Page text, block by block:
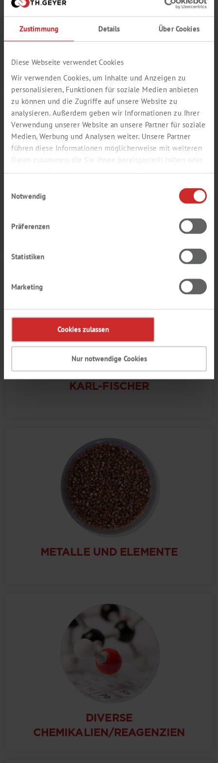
Zustimmung Details Über Cookies
Diese Webseite verwendet Cookies
Wir verwenden Cookies, um Inhalte und Anzeigen zu
personalisieren, Funktionen für soziale Medien anbieten
zu können und die Zugriffe auf unsere Website zu
analysieren. Außerdem geben wir Informationen zu Ihrer
Verwendung unserer Website an unsere Partner für soziale
Medien, Werbung und Analysen weiter. Unsere Partner
führen diese Informationen möglicherweise mit weiteren
Daten zusammen, die Sie ihnen bereitgestellt haben oder
die sie im Rahmen Ihrer Nutzung der Dienste gesammelt
Notwendig
Präferenzen
Statistiken
Marketing
Cookies zulassen
Nur notwendige Cookies
VERBINDUNGEN
KARL-FISCHER
METALLE UND ELEMENTE
DIVERSE
CHEMIKALIEN/REAGENZIEN